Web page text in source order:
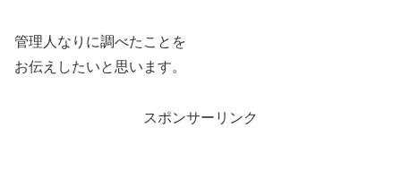
管理人なりに調べたことを
お伝えしたいと思います。
スポンサーリンク